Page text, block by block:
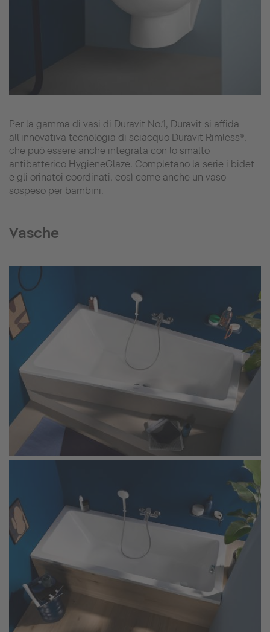
Per la gamma di vasi di Duravit No.1, Duravit si affida
all'innovativa tecnologia di sciacquo Duravit Rimless®,
che può essere anche integrata con lo smalto
antibatterico HygieneGlaze. Completano la serie i bidet
e gli orinatoi coordinati, così come anche un vaso
sospeso per bambini.
Vasche